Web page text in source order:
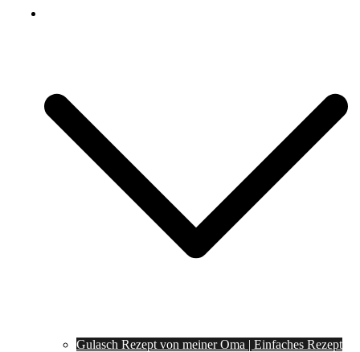
Gulasch Rezept von meiner Oma | Einfaches Rezept